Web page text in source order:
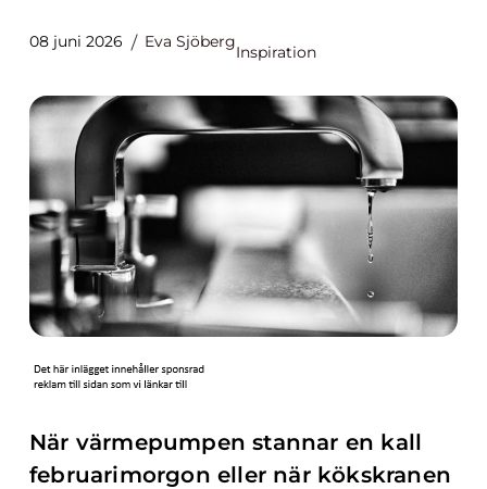
08 juni 2026 Eva Sjöberg
Inspiration
När värmepumpen stannar en kall
februarimorgon eller när kökskranen